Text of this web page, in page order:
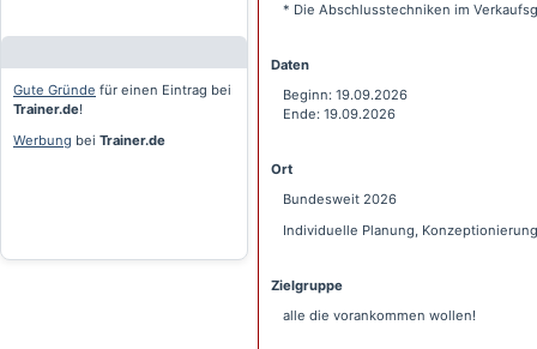
Gute Gründe für einen Eintrag bei
Trainer.de!
Werbung bei Trainer.de
* Die Abschlusstechniken im
Daten
Beginn: 19.09.2026
Ende: 19.09.2026
Ort
Bundesweit 2026
Individuelle Planung,
Zielgruppe
alle die vorankommen wollen!